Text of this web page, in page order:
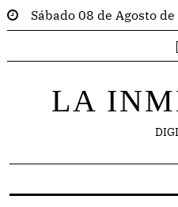
Sábado 08 de Agosto
LA